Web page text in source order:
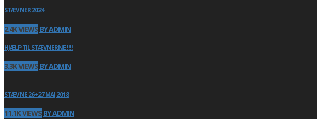
STÆVNER 2024
2.4K VIEWS BY ADMIN
HJÆLP TIL STÆVNERNE !!!!
3.3K VIEWS BY ADMIN
STÆVNE 26+27 MAJ 2018
11.1K VIEWS BY ADMIN